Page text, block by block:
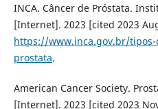
INCA. Câncer de Próstata.
[Internet]. 2023 [cited 2023
https://www.inca.gov.br/
prostata.
American Cancer Society.
[Internet]. 2023 [cited 2023